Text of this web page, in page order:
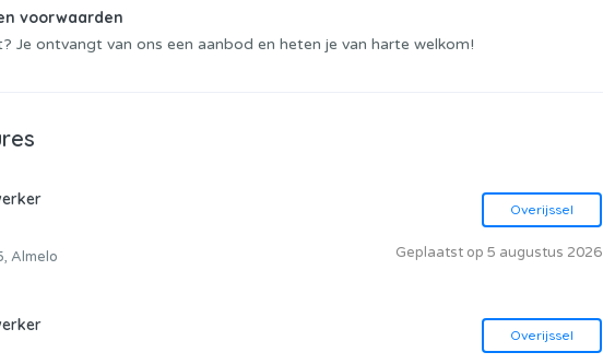
voorwaarden
Je ontvangt van ons een aanbod en heten je van harte welkom!
Almelo
Overijssel
Geplaatst op 5 augustus 2026
Overijssel